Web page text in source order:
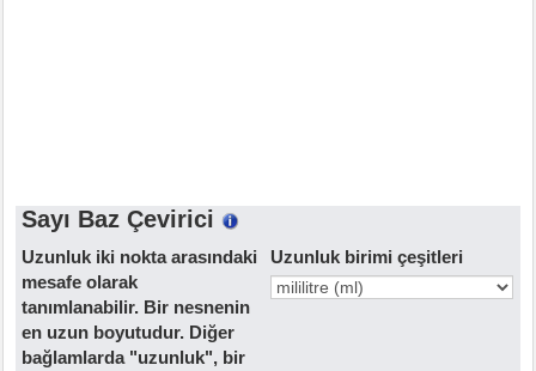
Sayı Baz Çevirici
Uzunluk iki nokta arasındaki
mesafe olarak
tanımlanabilir. Bir nesnenin
en uzun boyutudur. Diğer
bağlamlarda "uzunluk", bir
Uzunluk birimi çeşitleri